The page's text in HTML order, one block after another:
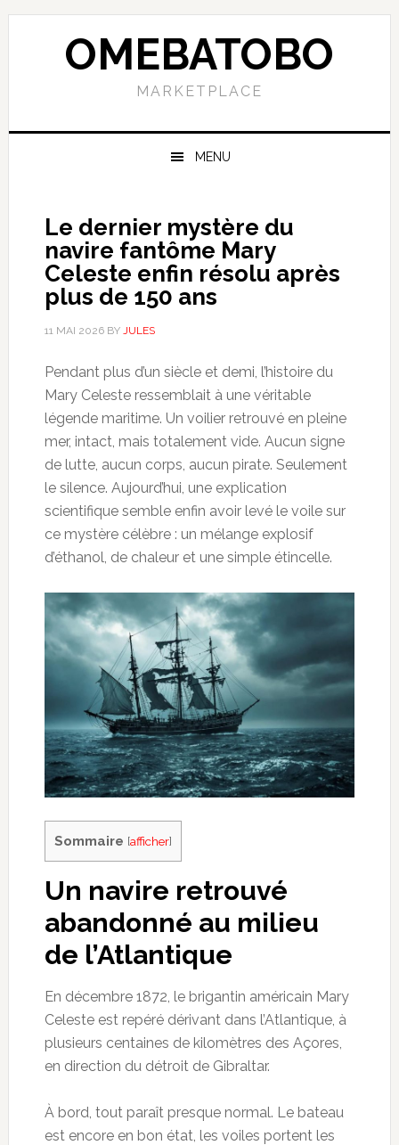
Skip
Skip
Skip
OMEBATOBO
MARKETPLACE
MENU
Le dernier mystère du
navire fantôme Mary
Celeste enfin résolu après
plus de 150 ans
11 MAI 2026BY JULES
Pendant plus d’un siècle et demi, l’histoire du
Mary Celeste ressemblait à une véritable
légende maritime. Un voilier retrouvé en pleine
mer, intact, mais totalement vide. Aucun signe
de lutte, aucun corps, aucun pirate. Seulement
le silence. Aujourd’hui, une explication
scientifique semble enfin avoir levé le voile sur
ce mystère célèbre : un mélange explosif
d’éthanol, de chaleur et une simple étincelle.
Sommaire [afficher]
Un navire retrouvé
abandonné au milieu
de l’Atlantique
En décembre 1872, le brigantin américain Mary
Celeste est repéré dérivant dans l’Atlantique, à
plusieurs centaines de kilomètres des Açores,
en direction du détroit de Gibraltar.
À bord, tout paraît presque normal. Le bateau
est encore en bon état, les voiles portent les